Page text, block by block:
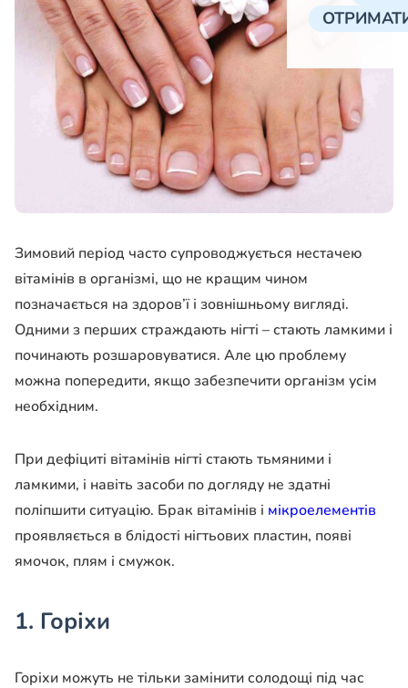
Зимовий період часто супроводжується нестачею
вітамінів в організмі, що не кращим чином
позначається на здоров’ї і зовнішньому вигляді.
Одними з перших страждають нігті – стають ламкими і
починають розшаровуватися. Але цю проблему
можна попередити, якщо забезпечити організм усім
необхідним.
При дефіциті вітамінів нігті стають тьмяними і
ламкими, і навіть засоби по догляду не здатні
поліпшити ситуацію. Брак вітамінів і мікроелементів
проявляється в блідості нігтьових пластин, появі
ямочок, плям і смужок.
1. Горіхи
Горіхи можуть не тільки замінити солодощі під час